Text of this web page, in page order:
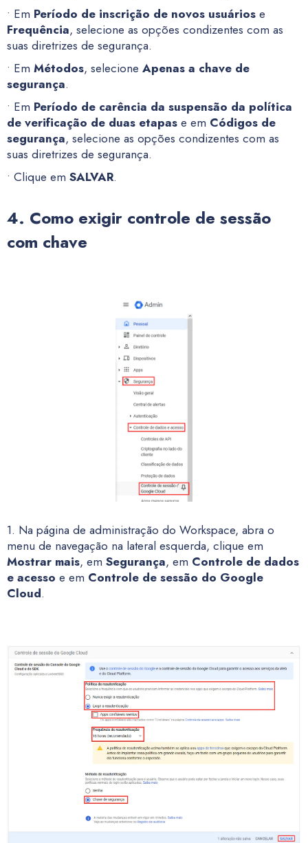
• Em Período de inscrição de novos usuários e
Frequência, selecione as opções condizentes com as
suas diretrizes de segurança.
• Em Métodos, selecione Apenas a chave de
segurança.
• Em Período de carência da suspensão da política
de verificação de duas etapas e em Códigos de
segurança, selecione as opções condizentes com as
suas diretrizes de segurança.
• Clique em SALVAR.
4. Como exigir controle de sessão
com chave
1. Na página de administração do Workspace, abra o
menu de navegação na lateral esquerda, clique em
Mostrar mais, em Segurança, em Controle de dados
e acesso e em Controle de sessão do Google
Cloud.